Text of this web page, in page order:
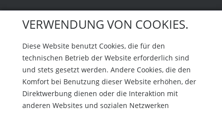
VERWENDUNG VON COOKIES.
Diese Website benutzt Cookies, die für den
technischen Betrieb der Website erforderlich sind
und stets gesetzt werden. Andere Cookies, die den
Komfort bei Benutzung dieser Website erhöhen, der
Direktwerbung dienen oder die Interaktion mit
anderen Websites und sozialen Netzwerken